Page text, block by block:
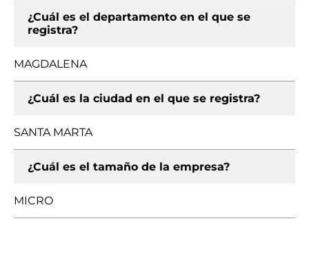
¿Cuál es el departamento en el que se
registra?
MAGDALENA
¿Cuál es la ciudad en el que se registra?
SANTA MARTA
¿Cuál es el tamaño de la empresa?
MICRO